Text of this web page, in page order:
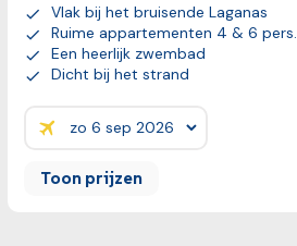
Vlak bij het bruisende Laganas
Ruime appartementen 4 & 6 pers.
Een heerlijk zwembad
Dicht bij het strand
Prijzen:
Toon prijzen